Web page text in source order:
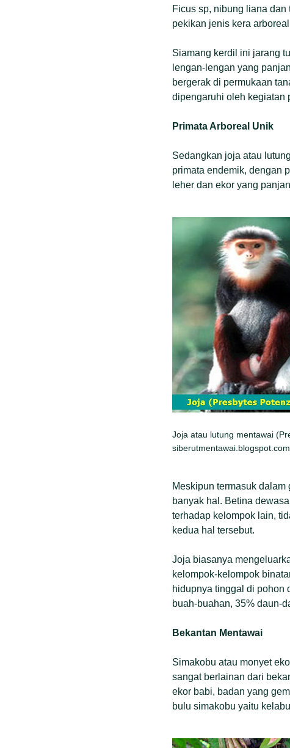
Ficus sp, nibung liana
pekikan jenis kera
Siamang kerdil ini jarang
lengan-lengan yang
bergerak di permukaan
dipengaruhi oleh kegiatan
Primata Arboreal Unik
Sedangkan joja atau
primata endemik, dengan
leher dan ekor yang
Joja atau lutung mentawai
siberutmentawai.blogspot.com
Meskipun termasuk
banyak hal. Betina
terhadap kelompok lain,
kedua hal tersebut.
Joja biasanya
kelompok-kelompok
hidupnya tinggal di pohon
buah-buahan, 35% daun-
Bekantan Mentawai
Simakobu atau monyet
sangat berlainan dari
ekor babi, badan yang
bulu simakobu yaitu